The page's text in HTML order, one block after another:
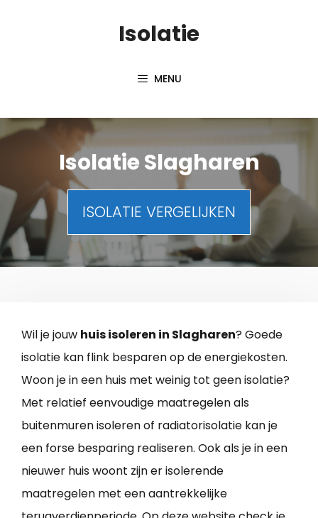
Isolatie
MENU
Isolatie Slagharen
ISOLATIE VERGELIJKEN
Wil je jouw huis isoleren in Slagharen? Goede
isolatie kan flink besparen op de energiekosten.
Woon je in een huis met weinig tot geen isolatie?
Met relatief eenvoudige maatregelen als
buitenmuren isoleren of radiatorisolatie kan je
een forse besparing realiseren. Ook als je in een
nieuwer huis woont zijn er isolerende
maatregelen met een aantrekkelijke